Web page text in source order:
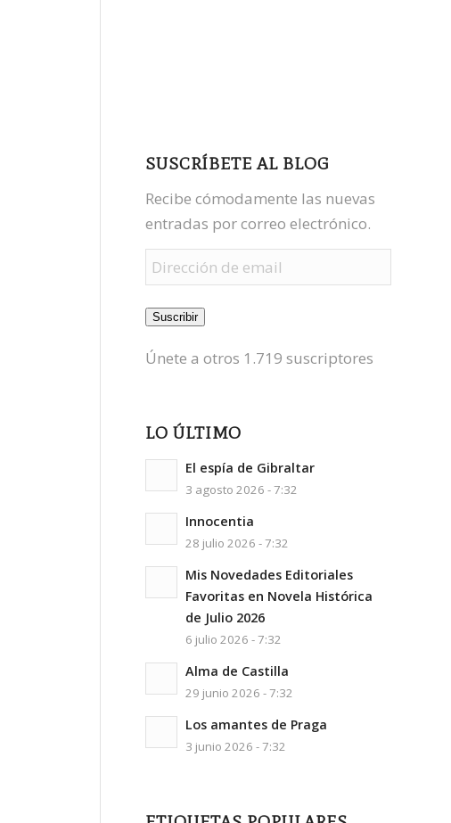
SUSCRÍBETE AL BLOG
Recibe cómodamente las nuevas
entradas por correo electrónico.
Dirección
de
email
Suscribir
Únete a otros 1.719 suscriptores
LO ÚLTIMO
El espía de Gibraltar
3 agosto 2026 - 7:32
Innocentia
28 julio 2026 - 7:32
Mis Novedades Editoriales
Favoritas en Novela Histórica
de Julio 2026
6 julio 2026 - 7:32
Alma de Castilla
29 junio 2026 - 7:32
Los amantes de Praga
3 junio 2026 - 7:32